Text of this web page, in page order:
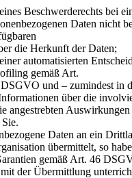
Beschwerderechts bei
Daten nicht
die Herkunft der Daten;
automatisierten
gemäß Art.
und – zumindest in
über die
angestrebten Auswirkungen
Daten an ein
übermittelt, so
gemäß Art. 46
der Übermittlung